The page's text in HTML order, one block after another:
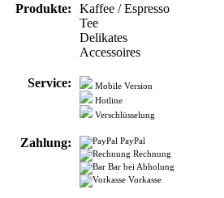
Produkte:
Kaffee / Espresso
Tee
Delikates
Accessoires
Service:
Mobile Version
Hotline
Verschlüsselung
Zahlung:
PayPal
Rechnung
Bar bei Abholung
Vorkasse